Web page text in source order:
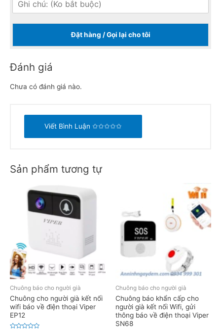
Đặt hàng / Gọi lại cho tôi
Đánh giá
Chưa có đánh giá nào.
Viết Bình Luận ✩✩✩✩✩
Sản phẩm tương tự
Chuông báo cho người già
Chuông cho người già kết nối
wifi báo về điện thoại Viper
EP12
Chuông báo cho người già
Chuông báo khẩn cấp cho
người già kết nối Wifi, gửi
thông báo về điện thoại Viper
SN68